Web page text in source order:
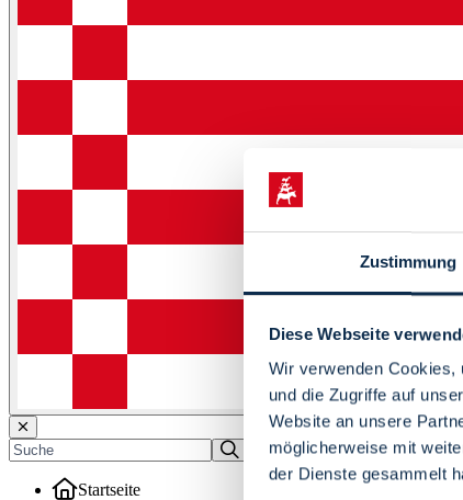
Zustimmung
Diese Webseite
Wir verwenden Cookies,
und die Zugriffe auf
Website an unsere
möglicherweise mit
der Dienste gesammelt
Startseite